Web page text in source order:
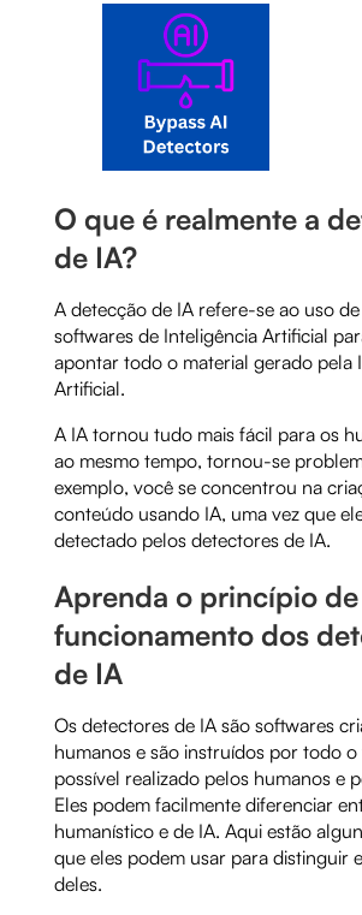
O que é realmente a
de IA?
A detecção de IA refere-se ao uso
softwares de Inteligência Artificial
apontar todo o material gerado pela
Artificial.
A IA tornou tudo mais fácil para os
ao mesmo tempo, tornou-se
exemplo, você se concentrou na
conteúdo usando IA, uma vez que
detectado pelos detectores de IA.
Aprenda o princípio de
funcionamento dos
de IA
Os detectores de IA são softwares
humanos e são instruídos por todo
possível realizado pelos humanos e
Eles podem facilmente diferenciar
humanístico e de IA. Aqui estão
que eles podem usar para distinguir
deles.